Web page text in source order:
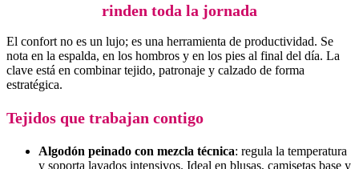
rinden toda la jornada
El confort no es un lujo; es una herramienta de productividad. Se
nota en la espalda, en los hombros y en los pies al final del día. La
clave está en combinar tejido, patronaje y calzado de forma
estratégica.
Tejidos que trabajan contigo
Algodón peinado con mezcla técnica: regula la temperatura
y soporta lavados intensivos. Ideal en blusas, camisetas base y